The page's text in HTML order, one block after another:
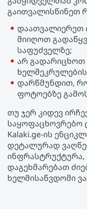
გაითვალისწინეთ
დაათვალიერეთ
მიიღოთ
საფუძველზე;
არ გადარიცხოთ
ხელშეკრულების
დარწმუნდით,
ფოტოებზე
თუ ჯერ კიდევ
საყოფაცხოვრებო
Kalaki.ge-ის
დეტალურად
ინფრასტრუქტურა,
დაგეხმარებათ
ხელმისაწვდომი